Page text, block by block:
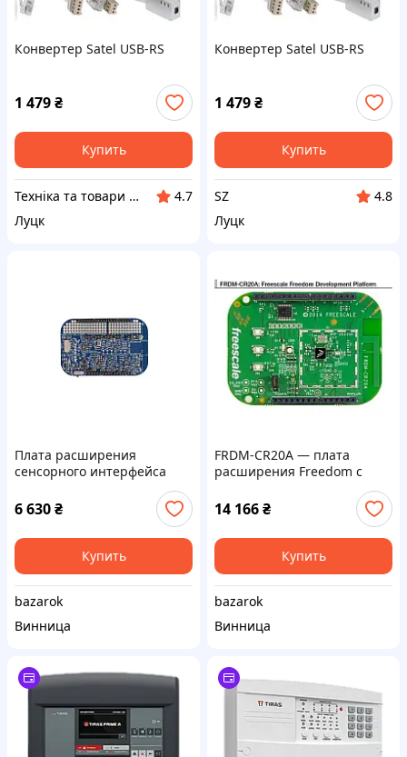
Конвертер Satel USB-RS
1 479₴
Купить
Техніка та товари з Європи "Щозавгодно"
4.7
Луцк
Конвертер Satel USB-RS
1 479₴
Купить
SZ
4.8
Луцк
Плата расширения
сенсорного интерфейса
FRDM-FXS-MULTI
6 630₴
Купить
bazarok
Винница
FRDM-CR20A — плата
расширения Freedom с
14 166₴
Купить
bazarok
Винница